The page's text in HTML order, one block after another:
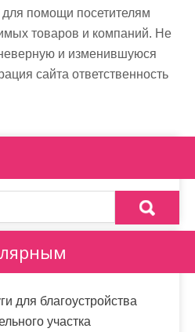
помощи посетителям
товаров и компаний. Не
и изменившуюся
сайта ответственность
для благоустройства
участка